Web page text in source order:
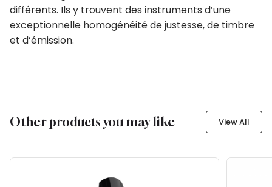
différents. Ils y trouvent des instruments d’une
exceptionnelle homogénéité de justesse, de timbre
et d’émission.
Other products you may like View All